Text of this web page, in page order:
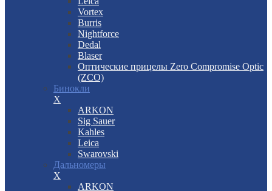
Vortex
Burris
Nightforce
Dedal
Blaser
Оптические прицелы Zero Compromise Optic
(ZCO)
Бинокли
X
ARKON
Sig Sauer
Kahles
Leica
Swarovski
Дальномеры
X
ARKON